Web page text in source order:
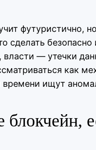
футуристично,
сделать
— утечки
как
ищут
блокчейн,